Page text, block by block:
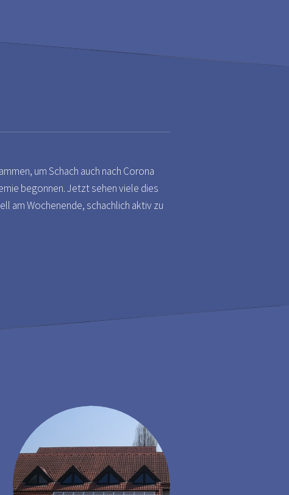
um Schach auch nach Corona
begonnen. Jetzt sehen viele dies
am Wochenende, schachlich aktiv zu